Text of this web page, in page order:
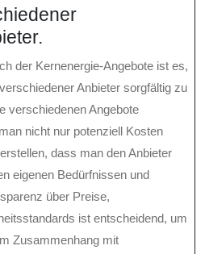
der Kernenergie-Angebote ist es,
Anbieter sorgfältig zu
verschiedenen Angebote
nicht nur potenziell Kosten
dass man den Anbieter
eigenen Bedürfnissen und
über Preise,
ist entscheidend, um
Zusammenhang mit